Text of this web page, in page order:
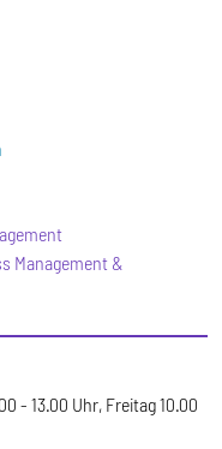
Management &
- 13.00 Uhr, Freitag 10.00